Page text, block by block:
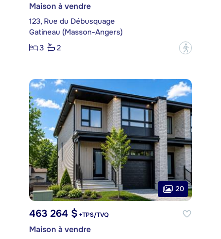
Maison à vendre
123, Rue du Débusquage
Gatineau (Masson-Angers)
3
2 ?
20
463 264 $ +TPS/TVQ
Maison à vendre